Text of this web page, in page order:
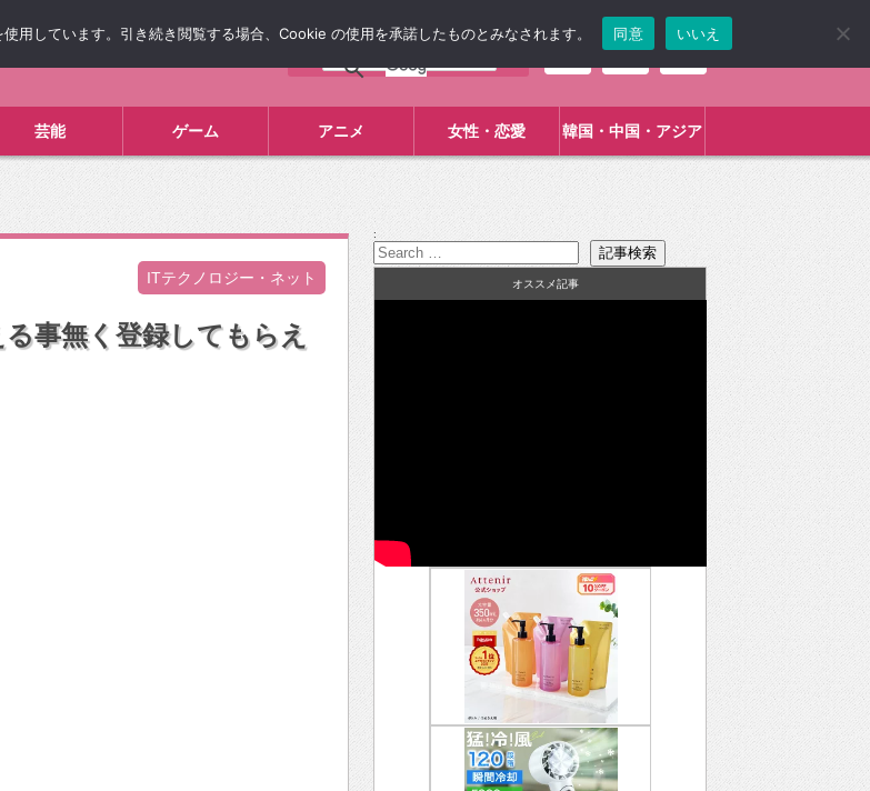
芸能 ゲーム アニメ 女性・恋愛 韓国・中国・アジア
ITテクノロジー・ネット
事無く登録してもらえ
:
オススメ記事
用しています。引き続き閲覧する場合、Cookie の使用を承諾したものとみなされます。 同意 いいえ